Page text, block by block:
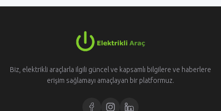
Biz, elektrikli araçlarla ilgili güncel ve kapsamlı bilgilere ve haberlere
erişim sağlamayı amaçlayan bir platformuz.